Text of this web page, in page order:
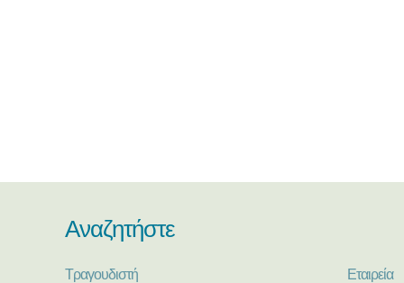
Αναζητήστε
Τραγουδιστή Εταιρεία